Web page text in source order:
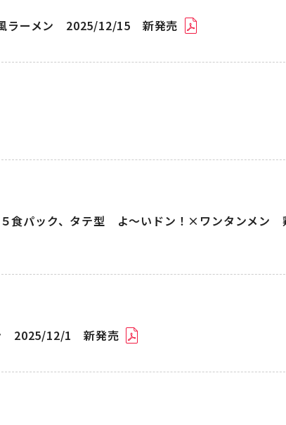
ラーメン 2025/12/15 新発売
食パック、タテ型 よ～いドン！×ワンタンメン
2025/12/1 新発売